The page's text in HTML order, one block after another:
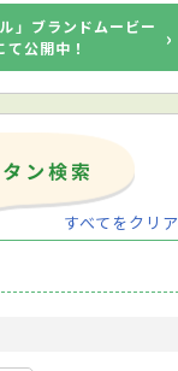
」ブランドムービー
公開中！
›
すべてをクリア